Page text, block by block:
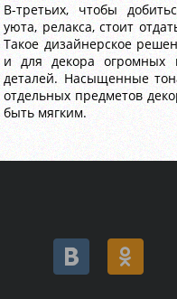
В-третьих, чтобы
уюта, релакса, стоит
Такое дизайнерское
и для декора огромных
деталей. Насыщенные
отдельных предметов
быть мягким.